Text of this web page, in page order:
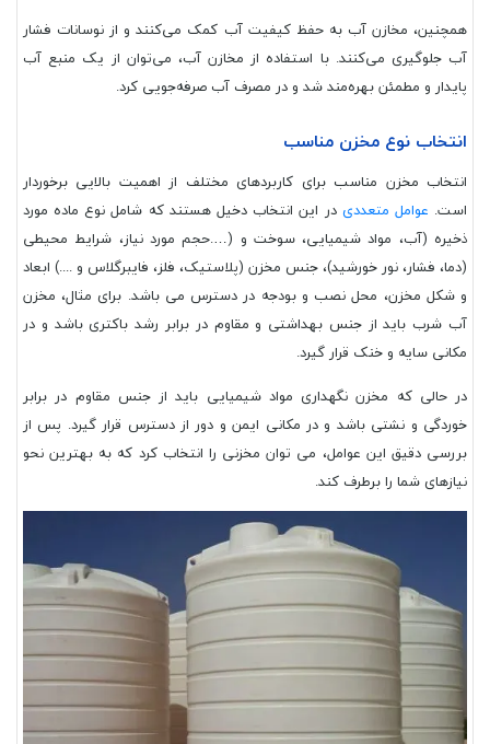
همچنین، مخازن آب به حفظ کیفیت آب کمک می‌کنند و از نوسانات فشار
آب جلوگیری می‌کنند. با استفاده از مخازن آب، می‌توان از یک منبع آب
پایدار و مطمئن بهره‌مند شد و در مصرف آب صرفه‌جویی کرد.
انتخاب نوع مخزن مناسب
انتخاب مخزن مناسب برای کاربردهای مختلف از اهمیت بالایی برخوردار
است. عوامل متعددی در این انتخاب دخیل هستند که شامل نوع ماده مورد
ذخیره (آب، مواد شیمیایی، سوخت و (….حجم مورد نیاز، شرایط محیطی
(دما، فشار، نور خورشید)، جنس مخزن (پلاستیک، فلز، فایبرگلاس و ....) ابعاد
و شکل مخزن، محل نصب و بودجه در دسترس می باشد. برای مثال، مخزن
آب شرب باید از جنس بهداشتی و مقاوم در برابر رشد باکتری باشد و در
مکانی سایه و خنک قرار گیرد.
در حالی که مخزن نگهداری مواد شیمیایی باید از جنس مقاوم در برابر
خوردگی و نشتی باشد و در مکانی ایمن و دور از دسترس قرار گیرد. پس از
بررسی دقیق این عوامل، می توان مخزنی را انتخاب کرد که به بهترین نحو
نیازهای شما را برطرف کند.